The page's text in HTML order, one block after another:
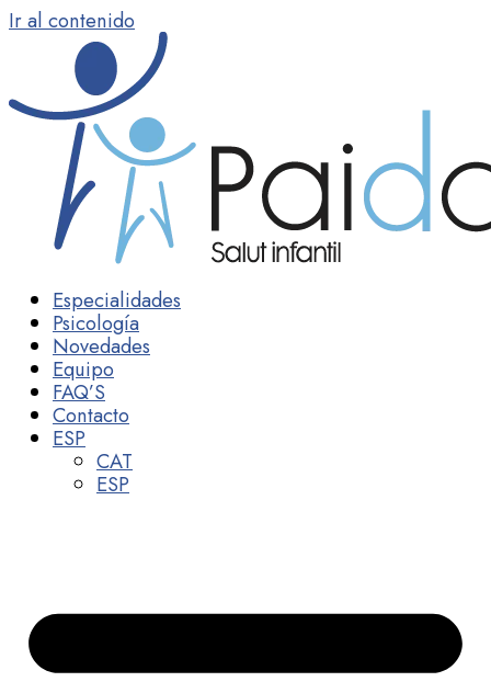
Ir al contenido
Especialidades
Psicología
Novedades
Equipo
FAQ’S
Contacto
ESP
CAT
ESP